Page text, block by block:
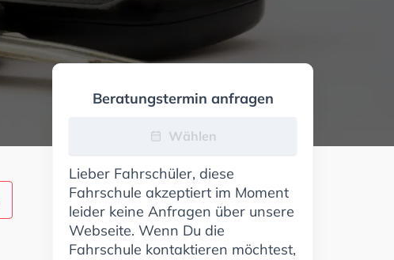
Beratungstermin anfragen
Wählen
Lieber Fahrschüler, diese
Fahrschule akzeptiert im Moment
leider keine Anfragen über unsere
Webseite. Wenn Du die
Fahrschule kontaktieren möchtest,